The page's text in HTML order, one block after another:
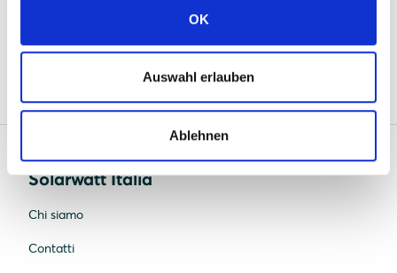
OK
Auswahl erlauben
Ablehnen
Energy management: ISO 50001: 2018
Solarwatt Italia
Chi siamo
Contatti